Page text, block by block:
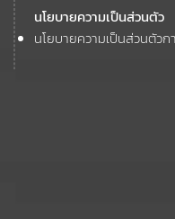
นโยบายความเป็นส่วนตัว
นโยบายความเป็นส่วนตัว